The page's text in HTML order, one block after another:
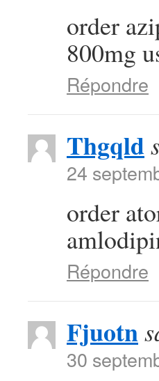
order
800mg
Répondre
Thgqld
24
order
Répondre
Fjuotn
30